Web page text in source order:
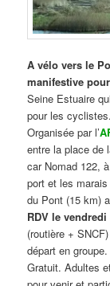
A vélo vers le
manifestive
Seine Estuaire
pour les cyclistes.
Organisée par l’
entre la place de
car Nomad 122,
port et les marais
du Pont (15 km)
RDV le
(routière +
départ en groupe.
Gratuit. Adultes